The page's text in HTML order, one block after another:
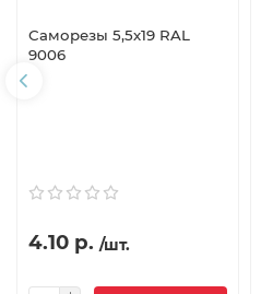
Саморезы 5,5х19 RAL
9006
4.10 р. /шт.